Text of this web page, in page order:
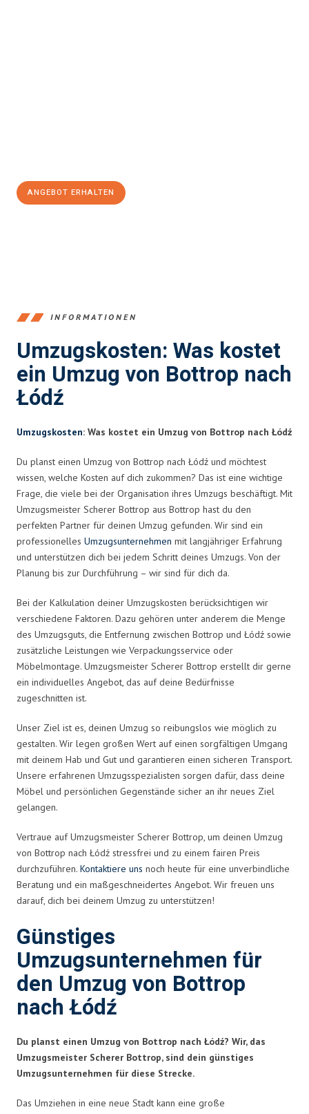
ANGEBOT ERHALTEN
INFORMATIONEN
Umzugskosten: Was kostet
ein Umzug von Bottrop nach
Łódź
Umzugskosten: Was kostet ein Umzug von Bottrop nach Łódź
Du planst einen Umzug von Bottrop nach Łódź und möchtest
wissen, welche Kosten auf dich zukommen? Das ist eine wichtige
Frage, die viele bei der Organisation ihres Umzugs beschäftigt. Mit
Umzugsmeister Scherer Bottrop aus Bottrop hast du den
perfekten Partner für deinen Umzug gefunden. Wir sind ein
professionelles Umzugsunternehmen mit langjähriger Erfahrung
und unterstützen dich bei jedem Schritt deines Umzugs. Von der
Planung bis zur Durchführung – wir sind für dich da.
Bei der Kalkulation deiner Umzugskosten berücksichtigen wir
verschiedene Faktoren. Dazu gehören unter anderem die Menge
des Umzugsguts, die Entfernung zwischen Bottrop und Łódź sowie
zusätzliche Leistungen wie Verpackungsservice oder
Möbelmontage. Umzugsmeister Scherer Bottrop erstellt dir gerne
ein individuelles Angebot, das auf deine Bedürfnisse
zugeschnitten ist.
Unser Ziel ist es, deinen Umzug so reibungslos wie möglich zu
gestalten. Wir legen großen Wert auf einen sorgfältigen Umgang
mit deinem Hab und Gut und garantieren einen sicheren Transport.
Unsere erfahrenen Umzugsspezialisten sorgen dafür, dass deine
Möbel und persönlichen Gegenstände sicher an ihr neues Ziel
gelangen.
Vertraue auf Umzugsmeister Scherer Bottrop, um deinen Umzug
von Bottrop nach Łódź stressfrei und zu einem fairen Preis
durchzuführen. Kontaktiere uns noch heute für eine unverbindliche
Beratung und ein maßgeschneidertes Angebot. Wir freuen uns
darauf, dich bei deinem Umzug zu unterstützen!
Günstiges
Umzugsunternehmen für
den Umzug von Bottrop
nach Łódź
Du planst einen Umzug von Bottrop nach Łódź? Wir, das
Umzugsmeister Scherer Bottrop, sind dein günstiges
Umzugsunternehmen für diese Strecke.
Das Umziehen in eine neue Stadt kann eine große